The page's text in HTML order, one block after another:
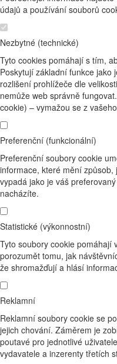
údajů a používání souborů
Nezbytné (technické)
Tyto cookies pomáhají s tím,
Poskytují základní funkce jako
rozlišení prohlížeče dle
nemůže web správně
cookie) – vymažou se z
Preferenční (funkcionální)
Preferenční soubory cookie
informace, které mění
vypadá jako je váš
nacházíte.
Statistické (výkonnostní)
Tyto soubory cookie pomáhají
porozumět tomu, jak
že shromažďují a hlásí
Reklamní
Reklamní soubory cookie se
jejich chování. Záměrem je
poutavé pro jednotlivé
vydavatele a inzerenty třetích